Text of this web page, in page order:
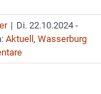
| Di. 22.10.2024 -
Aktuell,Wasserburg